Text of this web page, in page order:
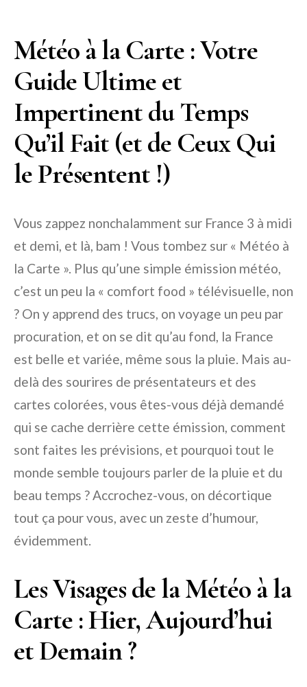
Météo à la Carte : Votre
Guide Ultime et
Impertinent du Temps
Qu’il Fait (et de Ceux Qui
le Présentent !)
Vous zappez nonchalamment sur France 3 à midi
et demi, et là, bam ! Vous tombez sur « Météo à
la Carte ». Plus qu’une simple émission météo,
c’est un peu la « comfort food » télévisuelle, non
? On y apprend des trucs, on voyage un peu par
procuration, et on se dit qu’au fond, la France
est belle et variée, même sous la pluie. Mais au-
delà des sourires de présentateurs et des
cartes colorées, vous êtes-vous déjà demandé
qui se cache derrière cette émission, comment
sont faites les prévisions, et pourquoi tout le
monde semble toujours parler de la pluie et du
beau temps ? Accrochez-vous, on décortique
tout ça pour vous, avec un zeste d’humour,
évidemment.
Les Visages de la Météo à la
Carte : Hier, Aujourd’hui
et Demain ?